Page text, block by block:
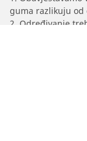
guma razlikuju
2. Određivanje